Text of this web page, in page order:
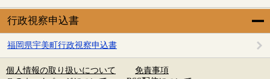
行政視察申込書
福岡県宇美町行政視察申込書
個人情報の取り扱いについて
免責事項